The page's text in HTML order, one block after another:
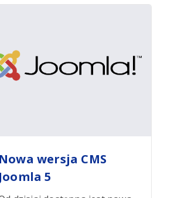
Nowa wersja CMS
Joomla 5